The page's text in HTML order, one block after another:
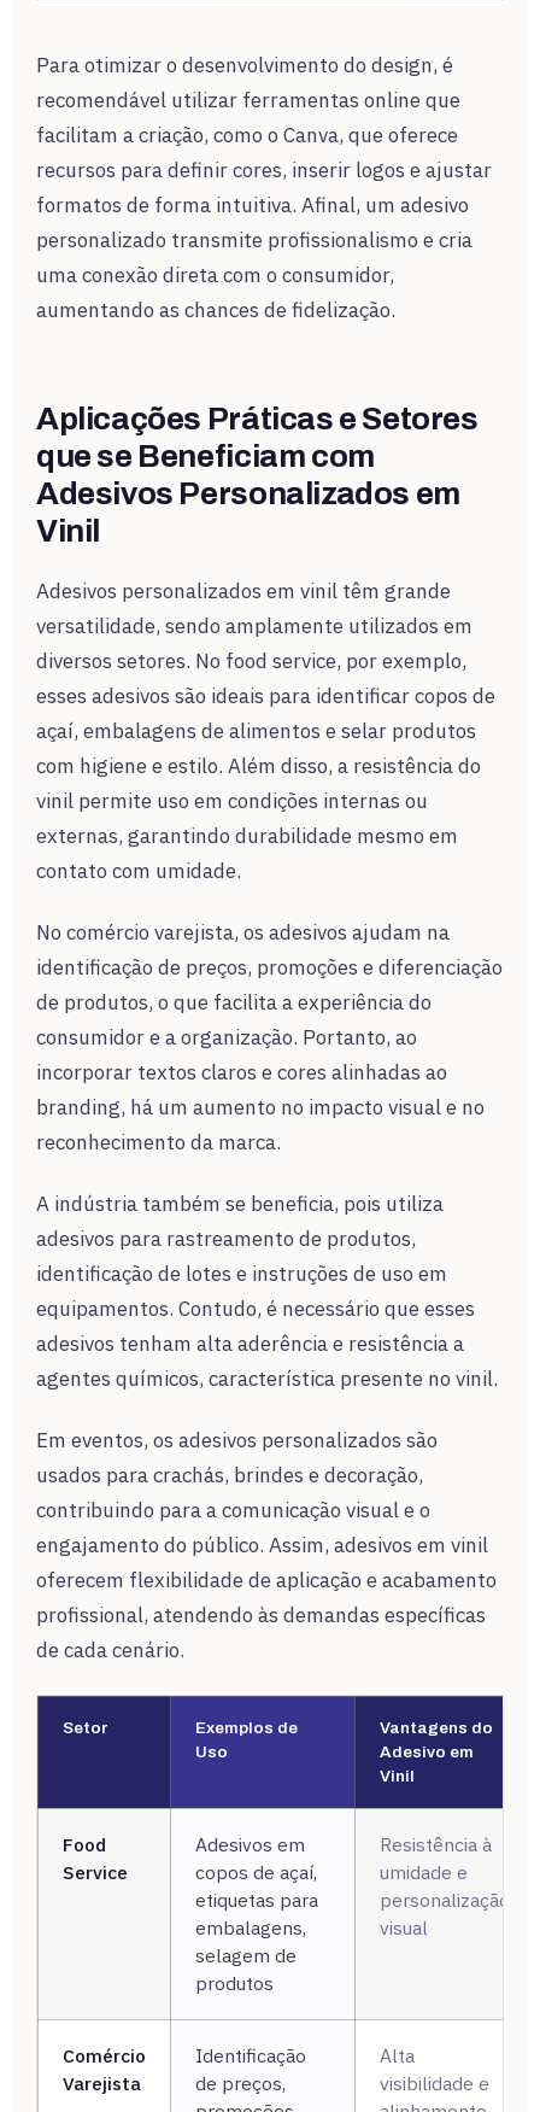
Para otimizar o desenvolvimento do design, é
recomendável utilizar ferramentas online que
facilitam a criação, como o Canva, que oferece
recursos para definir cores, inserir logos e ajustar
formatos de forma intuitiva. Afinal, um adesivo
personalizado transmite profissionalismo e cria
uma conexão direta com o consumidor,
aumentando as chances de fidelização.
Aplicações Práticas e Setores
que se Beneficiam com
Adesivos Personalizados em
Vinil
Adesivos personalizados em vinil têm grande
versatilidade, sendo amplamente utilizados em
diversos setores. No food service, por exemplo,
esses adesivos são ideais para identificar copos de
açaí, embalagens de alimentos e selar produtos
com higiene e estilo. Além disso, a resistência do
vinil permite uso em condições internas ou
externas, garantindo durabilidade mesmo em
contato com umidade.
No comércio varejista, os adesivos ajudam na
identificação de preços, promoções e diferenciação
de produtos, o que facilita a experiência do
consumidor e a organização. Portanto, ao
incorporar textos claros e cores alinhadas ao
branding, há um aumento no impacto visual e no
reconhecimento da marca.
A indústria também se beneficia, pois utiliza
adesivos para rastreamento de produtos,
identificação de lotes e instruções de uso em
equipamentos. Contudo, é necessário que esses
adesivos tenham alta aderência e resistência a
agentes químicos, característica presente no vinil.
Em eventos, os adesivos personalizados são
usados para crachás, brindes e decoração,
contribuindo para a comunicação visual e o
engajamento do público. Assim, adesivos em vinil
oferecem flexibilidade de aplicação e acabamento
profissional, atendendo às demandas específicas
de cada cenário.
Setor
Exemplos de
Uso
Vantagens do
Adesivo em
Vinil
Food
Service
Adesivos em
copos de açaí,
etiquetas para
embalagens,
selagem de
produtos
Resistência à
umidade e
personalização
visual
Comércio
Varejista
Identificação
de preços,
Alta
visibilidade e